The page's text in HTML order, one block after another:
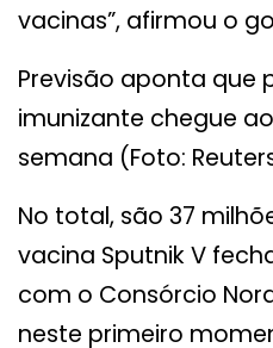
vacinas”, afirmou o
Previsão aponta que
imunizante chegue
semana (Foto:
No total, são 37
vacina Sputnik V
com o Consórcio
neste primeiro